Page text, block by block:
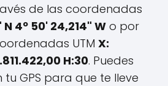
de las coordenadas
4º 50' 24,214" W o por
UTM X:
H:30. Puedes
GPS para que te lleve